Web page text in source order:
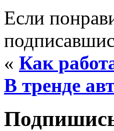
Если
« Как
В тренде